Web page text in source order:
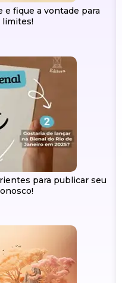
e fique a vontade para
limites!
para publicar seu